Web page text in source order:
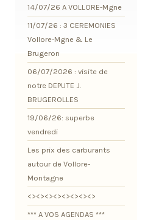
14/07/26 A VOLLORE-Mgne
11/07/26 : 3 CEREMONIES
Vollore-Mgne & Le
Brugeron
06/07/2026 : visite de
notre DEPUTE J.
BRUGEROLLES
19/06/26: superbe
vendredi
Les prix des carburants
autour de Vollore-
Montagne
<><><><><><><><>
*** A VOS AGENDAS ***